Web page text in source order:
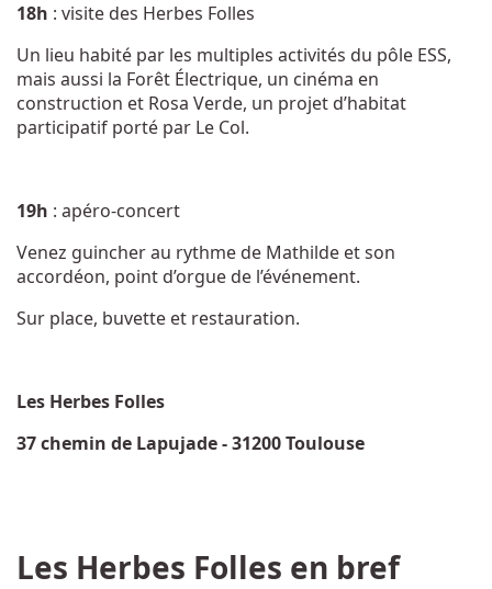
18h : visite des Herbes Folles
Un lieu habité par les multiples activités du pôle ESS,
mais aussi la Forêt Électrique, un cinéma en
construction et Rosa Verde, un projet d’habitat
participatif porté par Le Col.
19h : apéro-concert
Venez guincher au rythme de Mathilde et son
accordéon, point d’orgue de l’événement.
Sur place, buvette et restauration.
Les Herbes Folles
37 chemin de Lapujade - 31200 Toulouse
Les Herbes Folles en bref